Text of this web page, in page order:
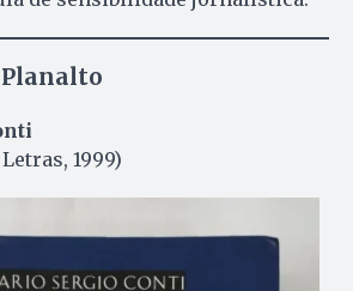
1999)